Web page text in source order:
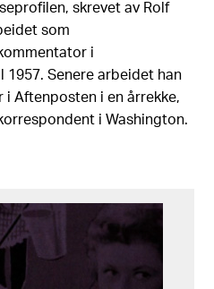
skrevet av Rolf
som
i
1957. Senere arbeidet han
Aftenposten i en årrekke,
i Washington.